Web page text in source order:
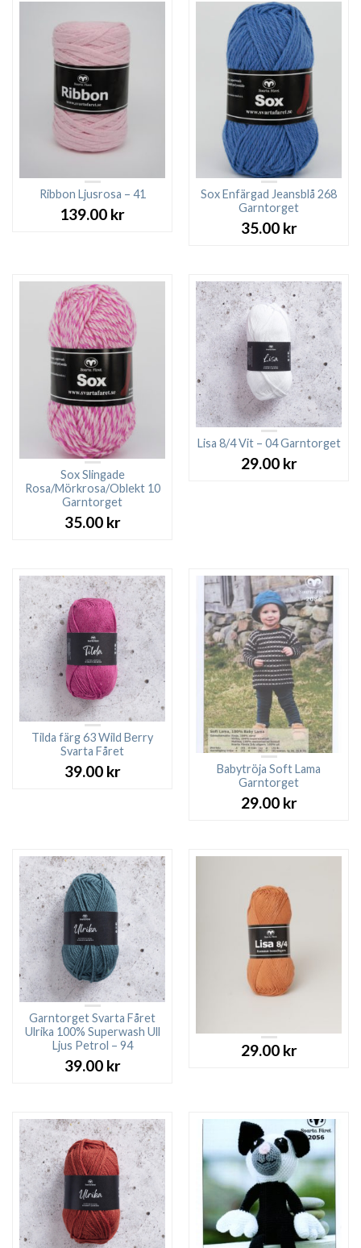
Ribbon Ljusrosa – 41
139.00 kr
Sox Enfärgad Jeansblå 268
Garntorget
35.00 kr
Sox Slingade
Rosa/Mörkrosa/Oblekt 10
Garntorget
35.00 kr
Lisa 8/4 Vit – 04 Garntorget
29.00 kr
Tilda färg 63 Wild Berry
Svarta Fåret
39.00 kr
Babytröja Soft Lama
Garntorget
29.00 kr
Garntorget Svarta Fåret
Ulrika 100% Superwash Ull
Ljus Petrol – 94
39.00 kr
29.00 kr